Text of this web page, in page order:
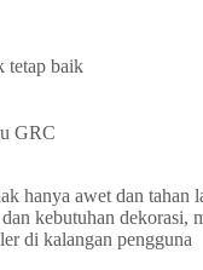
tetap baik
awet dan tahan
kebutuhan
di kalangan pengguna